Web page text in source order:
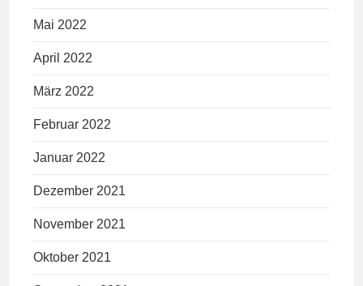
Mai 2022
April 2022
März 2022
Februar 2022
Januar 2022
Dezember 2021
November 2021
Oktober 2021